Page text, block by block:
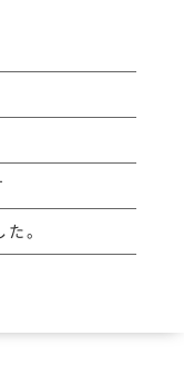
。